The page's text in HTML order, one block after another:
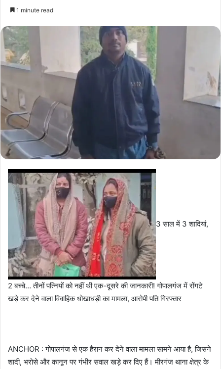
1 minute read
3 साल में 3 शादियां,
2 बच्चे… तीनों पत्नियों को नहीं थी एक-दूसरे की जानकारी! गोपालगंज में रोंगटे
खड़े कर देने वाला विवाहिक धोखाधड़ी का मामला, आरोपी पति गिरफ्तार
ANCHOR : गोपालगंज से एक हैरान कर देने वाला मामला सामने आया है, जिसने
शादी, भरोसे और कानून पर गंभीर सवाल खड़े कर दिए हैं। मीरगंज थाना क्षेत्र के